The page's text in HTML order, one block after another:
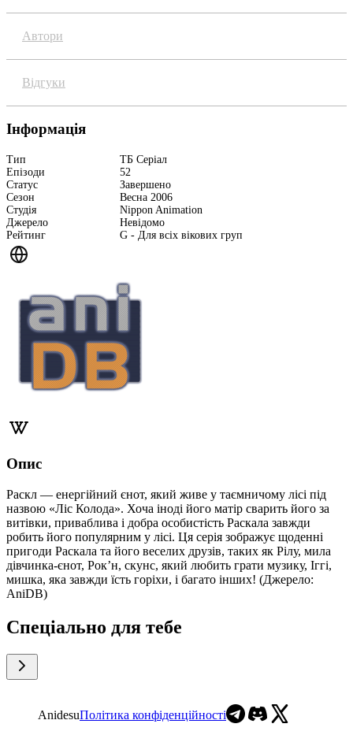
Автори
Відгуки
Інформація
Тип
ТБ Серіал
Епізоди
52
Статус
Завершено
Сезон
Весна 2006
Студія
Nippon Animation
Джерело
Невідомо
Рейтинг
G - Для всіх вікових груп
Опис
Раскл — енергійний єнот, який живе у таємничому лісі під
назвою «Ліс Колода». Хоча іноді його матір сварить його за
витівки, приваблива і добра особистість Раскала завжди
робить його популярним у лісі. Ця серія зображує щоденні
пригоди Раскала та його веселих друзів, таких як Рілу, мила
дівчинка-єнот, Рок’н, скунс, який любить грати музику, Іггі,
мишка, яка завжди їсть горіхи, і багато інших! (Джерело:
AniDB)
Спеціально для тебе
AnidesuПолітика конфіденційності